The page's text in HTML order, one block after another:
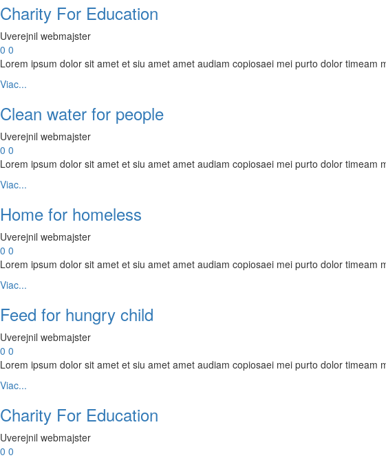
Charity For Education
Uverejnil webmajster
0 0
Lorem ipsum dolor sit amet et siu amet amet audiam copiosaei mei purto dolor timeam
Viac...
Clean water for people
Uverejnil webmajster
0 0
Lorem ipsum dolor sit amet et siu amet amet audiam copiosaei mei purto dolor timeam
Viac...
Home for homeless
Uverejnil webmajster
0 0
Lorem ipsum dolor sit amet et siu amet amet audiam copiosaei mei purto dolor timeam
Viac...
Feed for hungry child
Uverejnil webmajster
0 0
Lorem ipsum dolor sit amet et siu amet amet audiam copiosaei mei purto dolor timeam
Viac...
Charity For Education
Uverejnil webmajster
0 0
Používateľská
spokojnosť
Aby naša
vašej návštevy
najlepšie. Ak
cookie
odmietnete,
niektoré
funkcie z
webovej
stránky zmiznú.
Marketing
svojich záujmov
počas návštevy
zvyšujete šancu
na zobrazenie
kvalitnejšie
prispôsobeného
obsahu a
ponúk.